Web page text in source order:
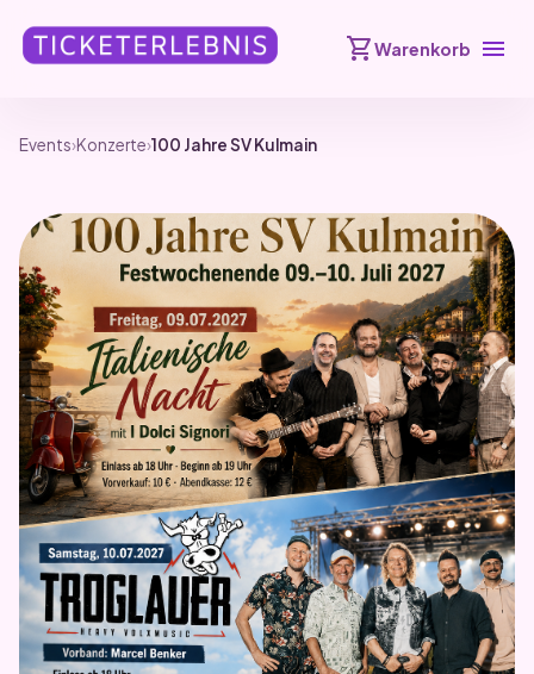
shopping_cartWarenkorb menu
Events›Konzerte›100 Jahre SV Kulmain